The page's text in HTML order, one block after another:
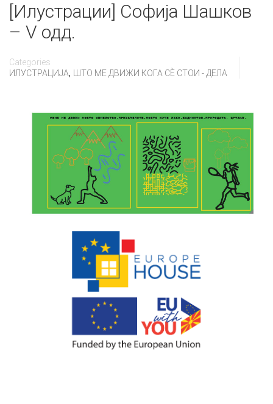
[Илустрации] Софија Шашков
– V одд.
Categories
ИЛУСТРАЦИЈА, ШТО МЕ ДВИЖИ КОГА СÈ СТОИ - ДЕЛА